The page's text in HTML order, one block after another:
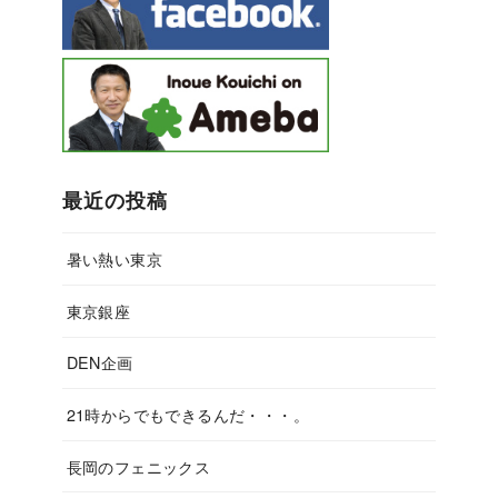
最近の投稿
暑い熱い東京
東京銀座
DEN企画
21時からでもできるんだ・・・。
長岡のフェニックス